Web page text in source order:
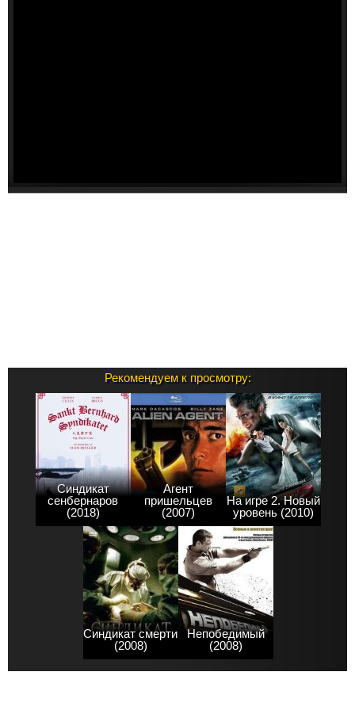
Рекомендуем к просмотру:
Синдикат
сенбернаров
(2018)
Агент
пришельцев
(2007)
На игре 2. Новый
уровень (2010)
Синдикат смерти
(2008)
Непобедимый
(2008)